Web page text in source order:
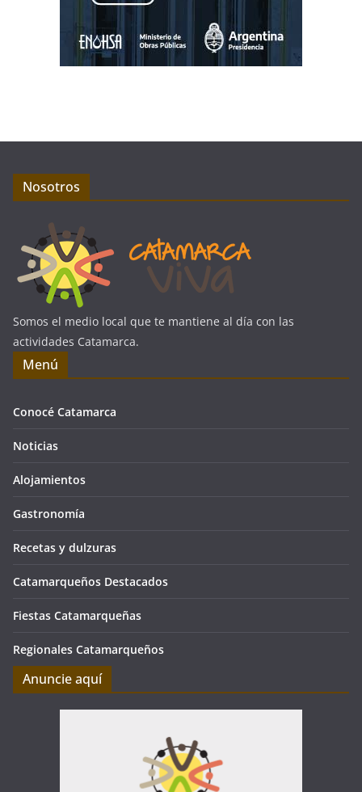
Nosotros
Somos el medio local que te mantiene al día con las
actividades Catamarca.
Menú
Conocé Catamarca
Noticias
Alojamientos
Gastronomía
Recetas y dulzuras
Catamarqueños Destacados
Fiestas Catamarqueñas
Regionales Catamarqueños
Anuncie aquí